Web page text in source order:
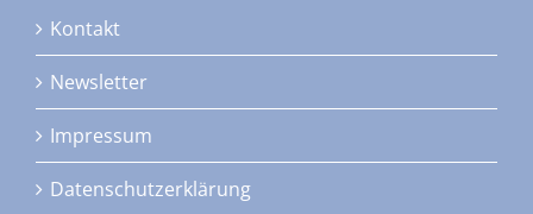
Kontakt
Newsletter
Impressum
Datenschutzerklärung